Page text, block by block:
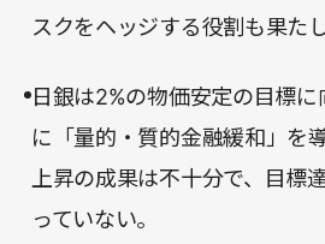
スクをヘッジする役割も果た
日銀は2%の物価安定の目標
に「量的・質的金融緩和」を
上昇の成果は不十分で、目標
っていない。